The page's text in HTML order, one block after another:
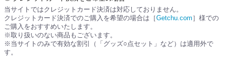
当サイトではクレジットカード決済は対応しておりません。
クレジットカード決済でのご購入を希望の場合は［Getchu.com ］様での
ご購入をおすすめいたします。
※取り扱いのない商品もございます。
※当サイトのみで有効な割引（「グッズ○点セット」など）は適用外で
す。